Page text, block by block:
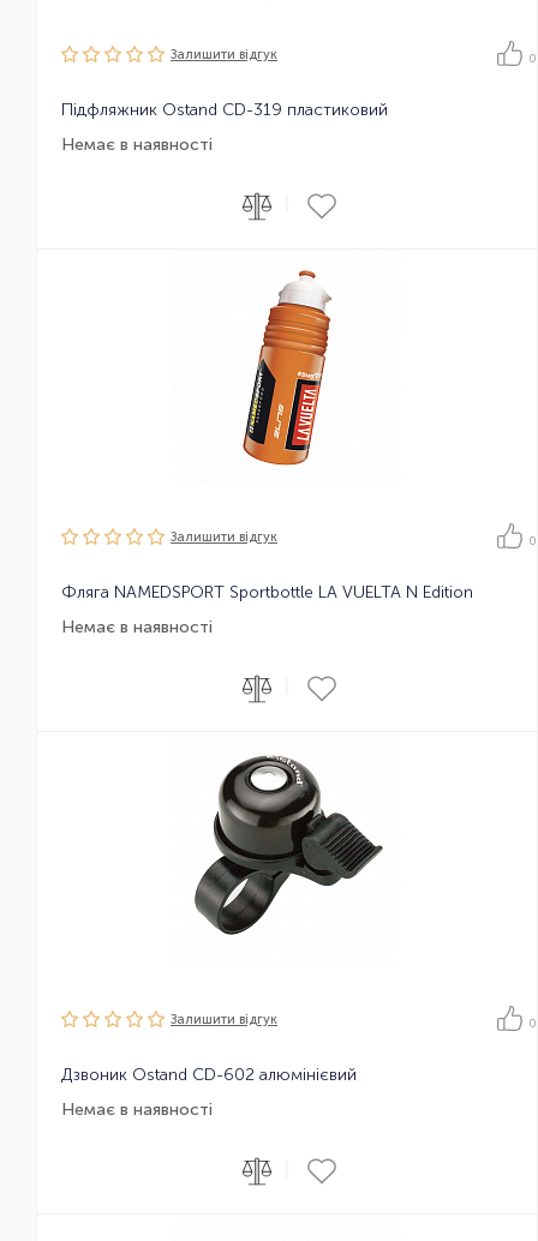
Залишити вiдгук 0
Підфляжник Ostand CD-319 пластиковий
Немає в наявності
Залишити вiдгук 0
Фляга NAMEDSPORT Sportbottle LA VUELTA N Edition
Немає в наявності
Залишити вiдгук 0
Дзвоник Ostand CD-602 алюмінієвий
Немає в наявності